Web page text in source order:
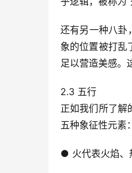
还有另一种八卦
象的位置被打
足以营造美感。
2.3 五行
正如我们所了解
五种象征性元素
● 火代表火焰、